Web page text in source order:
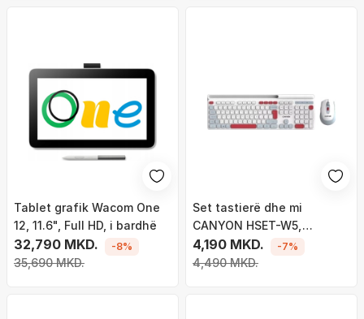
Tablet grafik Wacom One
12, 11.6", Full HD, i bardhë
32,790 MKD.
35,690 MKD.
-8%
Set tastierë dhe mi
CANYON HSET-W5,
wireless 2.4 GHz, 105
taste, i bardhë
4,190 MKD.
4,490 MKD.
-7%